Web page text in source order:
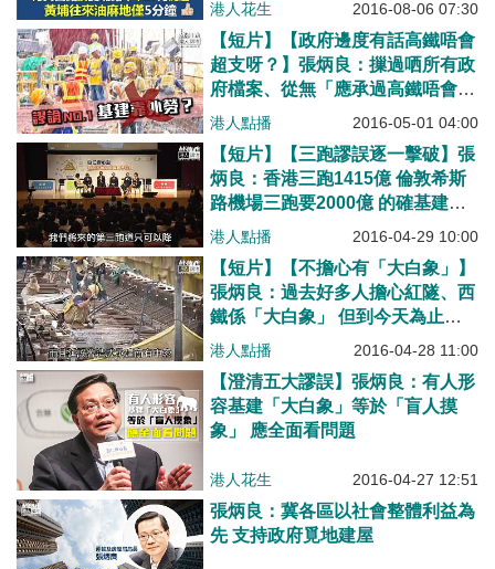
港人花生 2016-08-06 07:30
【短片】【政府邊度有話高鐵唔會
超支呀？】張炳良：摷過哂所有政
府檔案、從無「應承過高鐵唔會超
支」
港人點播 2016-05-01 04:00
【短片】【三跑謬誤逐一擊破】張
炳良：香港三跑1415億 倫敦希斯
路機場三跑要2000億 的確基建係
貴嘅！
港人點播 2016-04-29 10:00
【短片】【不擔心有「大白象」】
張炳良：過去好多人擔心紅隧、西
鐵係「大白象」 但到今天為止香
港都未試過有
港人點播 2016-04-28 11:00
【澄清五大謬誤】張炳良：有人形
容基建「大白象」等於「盲人摸
象」 應全面看問題
港人花生 2016-04-27 12:51
張炳良：冀各區以社會整體利益為
先 支持政府覓地建屋